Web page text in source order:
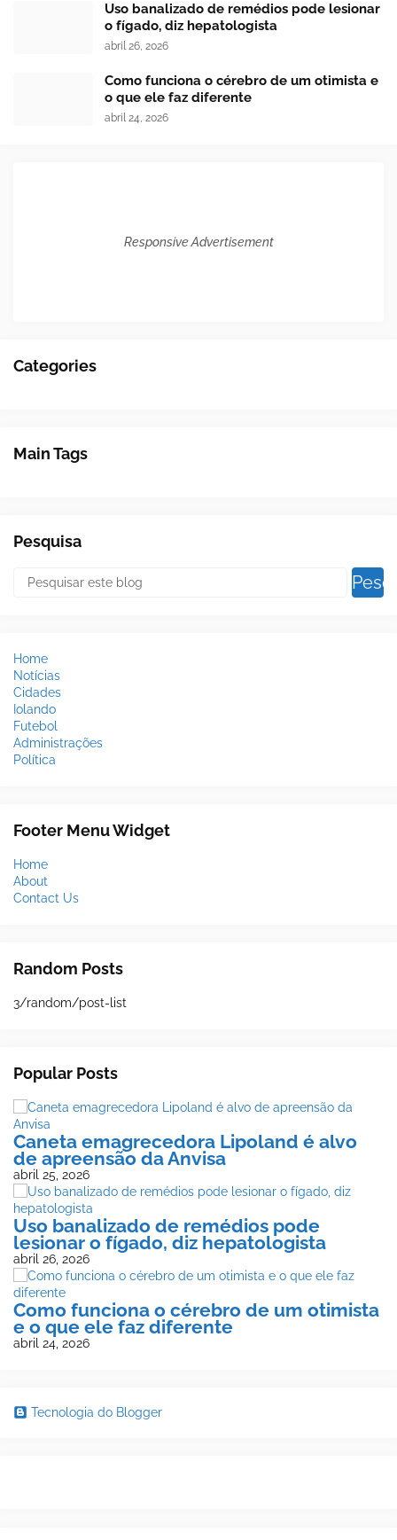
Uso banalizado de remédios pode lesionar
o fígado, diz hepatologista
abril 26, 2026
Como funciona o cérebro de um otimista e
o que ele faz diferente
abril 24, 2026
Responsive Advertisement
Categories
Main Tags
Pesquisa
Home
Notícias
Cidades
Iolando
Futebol
Administrações
Política
Footer Menu Widget
Home
About
Contact Us
Random Posts
3/random/post-list
Popular Posts
Caneta emagrecedora Lipoland é alvo
de apreensão da Anvisa
abril 25, 2026
Uso banalizado de remédios pode
lesionar o fígado, diz hepatologista
abril 26, 2026
Como funciona o cérebro de um otimista
e o que ele faz diferente
abril 24, 2026
Tecnologia do Blogger